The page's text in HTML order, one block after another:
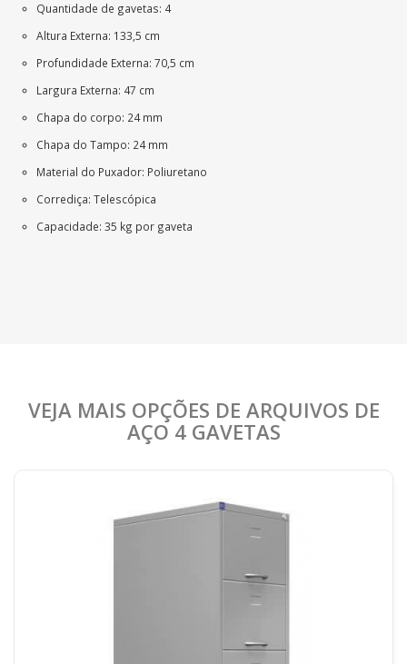
Quantidade de gavetas: 4
Altura Externa: 133,5 cm
Profundidade Externa: 70,5 cm
Largura Externa: 47 cm
Chapa do corpo: 24 mm
Chapa do Tampo: 24 mm
Material do Puxador: Poliuretano
Corrediça: Telescópica
Capacidade: 35 kg por gaveta
VEJA MAIS OPÇÕES DE ARQUIVOS DE
AÇO 4 GAVETAS